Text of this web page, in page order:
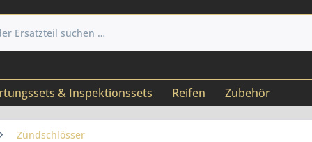
& Inspektionssets Reifen Zubehör
Zündschlösser